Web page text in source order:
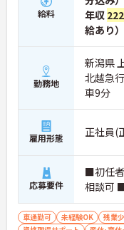
給料
年収
給あり）
勤務地
新潟県
北越急
車9分
雇用形態 正社員(
応募要件
■初任
相談可
車通勤可 未経験OK 残業